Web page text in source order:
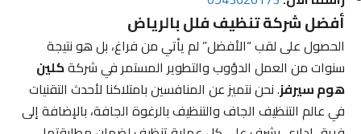
أفضل شركة تنظيف فلل بالرياض
الحصول على لقب “الأفضل” لم يأتي من فراغ، بل هو نتيجة
سنوات من العمل الدؤوب والتطوير المستمر في شركةكلين
هوم سيرفز. نحن نتميز عن المنافسين بامتلاكنا لأحدث التقنيات
في عالم التنظيف الجاف والتنظيف بالرغوة الجافة، بالإضافة إلى